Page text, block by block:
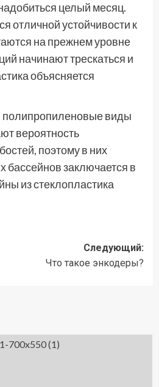
целый месяц.
отличной устойчивости к
на прежнем уровне
начинают трескаться и
объясняется
полипропиленовые виды
вероятность
поэтому в них
бассейнов заключается в
из стеклопластика
Следующий:
Что такое энкодеры?